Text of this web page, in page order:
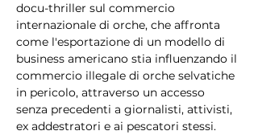
docu-thriller sul commercio
internazionale di orche, che affronta
come l'esportazione di un modello di
business americano stia influenzando il
commercio illegale di orche selvatiche
in pericolo, attraverso un accesso
senza precedenti a giornalisti, attivisti,
ex addestratori e ai pescatori stessi.